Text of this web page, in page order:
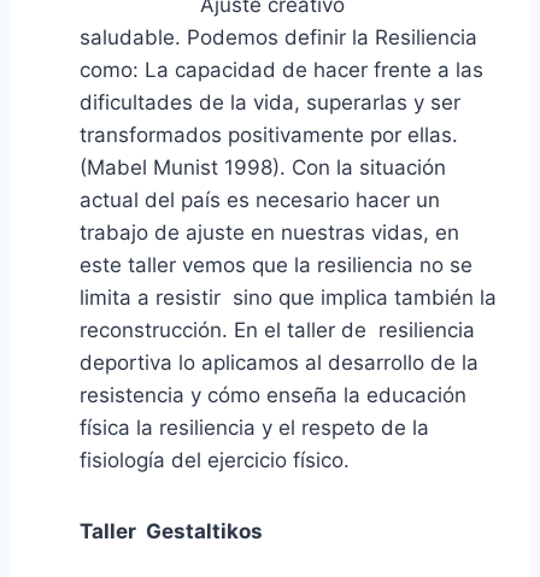
Ajuste creativo
saludable. Podemos definir la Resiliencia
como: La capacidad de hacer frente a las
dificultades de la vida, superarlas y ser
transformados positivamente por ellas.
(Mabel Munist 1998). Con la situación
actual del país es necesario hacer un
trabajo de ajuste en nuestras vidas, en
este taller vemos que la resiliencia no se
limita a resistir sino que implica también la
reconstrucción. En el taller de resiliencia
deportiva lo aplicamos al desarrollo de la
resistencia y cómo enseña la educación
física la resiliencia y el respeto de la
fisiología del ejercicio físico.
Taller Gestaltikos